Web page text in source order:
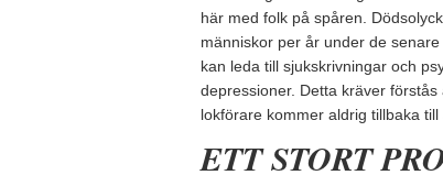
här med folk på spåren.
människor per år under de
kan leda till sjukskrivningar och
depressioner. Detta kräver
lokförare kommer aldrig tillbaka
ETT STORT